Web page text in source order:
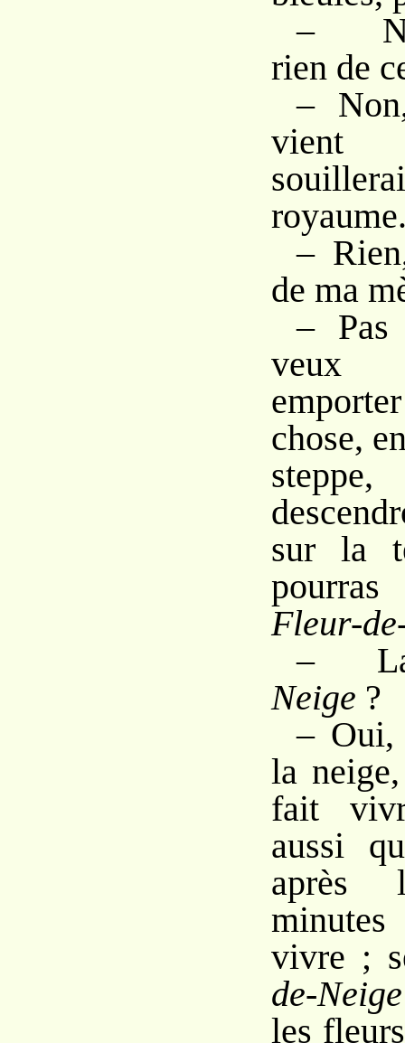
–
rien de
–
vient
–
de ma
–
veux
chose,
sur la
Fleur-
–
Neige ?
– Oui,
la
fait
aussi
après
vivre ;
de-Neige
les